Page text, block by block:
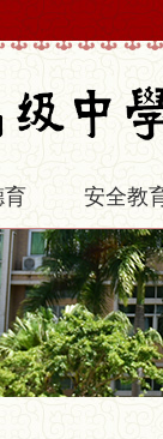
育 安全教